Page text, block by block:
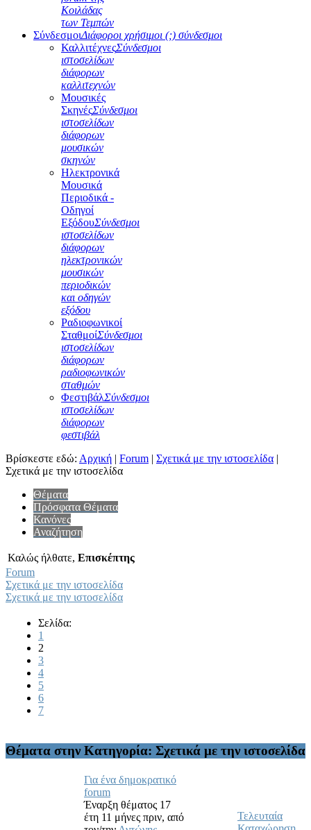
Κοιλάδας
των Τεμπών
ΣύνδεσμοιΔιάφοροι χρήσιμοι (;) σύνδεσμοι
ΚαλλιτέχνεςΣύνδεσμοι
ιστοσελίδων
διάφορων
καλλιτεχνών
Μουσικές
ΣκηνέςΣύνδεσμοι
ιστοσελίδων
διάφορων
μουσικών
σκηνών
Ηλεκτρονικά
Μουσικά
Περιοδικά -
Οδηγοί
ΕξόδουΣύνδεσμοι
ιστοσελίδων
διάφορων
ηλεκτρονικών
μουσικών
περιοδικών
και οδηγών
εξόδου
Ραδιοφωνικοί
ΣταθμοίΣύνδεσμοι
ιστοσελίδων
διάφορων
ραδιοφωνικών
σταθμών
ΦεστιβάλΣύνδεσμοι
ιστοσελίδων
διάφορων
φεστιβάλ
Βρίσκεστε εδώ: Αρχική | Forum | Σχετικά με την ιστοσελίδα |
Σχετικά με την ιστοσελίδα
Θέματα
Πρόσφατα Θέματα
Κανόνες
Αναζήτηση
Καλώς ήλθατε, Επισκέπτης
Forum
Σχετικά με την ιστοσελίδα
Σχετικά με την ιστοσελίδα
Σελίδα:
1
2
3
4
5
6
7
Θέματα στην Κατηγορία: Σχετικά με την ιστοσελίδα
Για ένα δημοκρατικό
forum
Έναρξη θέματος 17
έτη 11 μήνες πριν, από
Τελευταία